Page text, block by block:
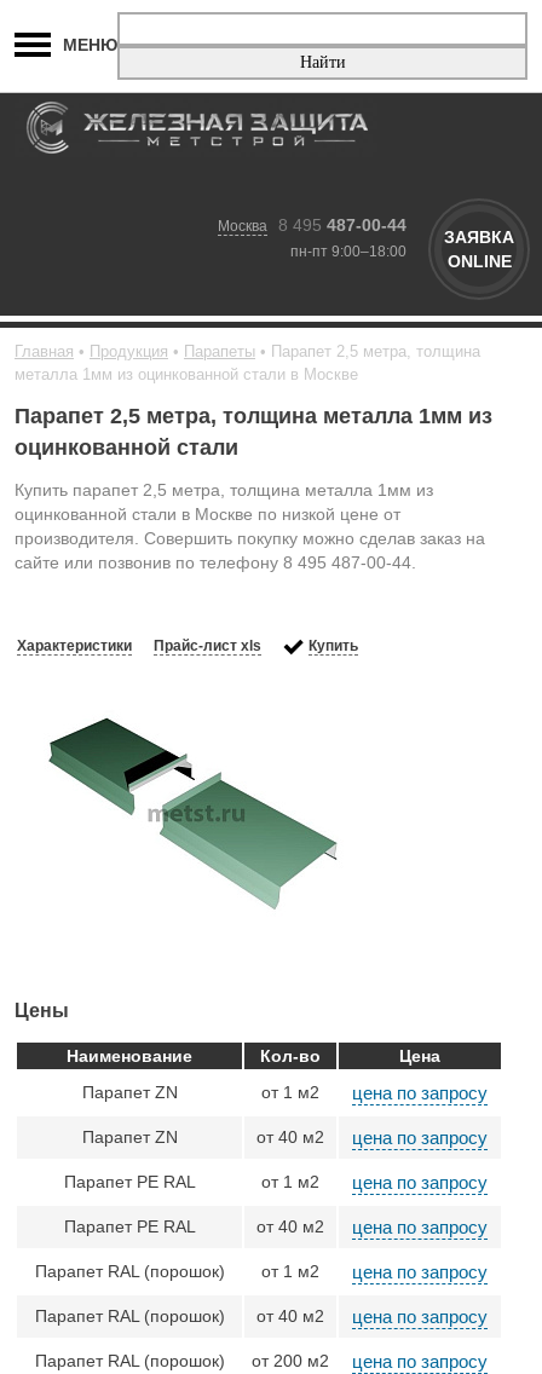
МЕНЮ
Москва 8 495 487-00-44
пн-пт 9:00–18:00
ЗАЯВКА
ONLINE
Главная Продукция Парапеты
Парапет 2,5 метра, толщина
металла 1мм из оцинкованной стали в Москве
Парапет 2,5 метра, толщина металла 1мм из
оцинкованной стали
Купить парапет 2,5 метра, толщина металла 1мм из
оцинкованной стали в Москве по низкой цене от
производителя. Совершить покупку можно сделав заказ на
сайте или позвонив по телефону 8 495 487-00-44.
Характеристики Прайс-лист xls Купить
Цены
Наименование Кол-во
Цена
Парапет ZN
от 1 м2 цена по запросу
Парапет ZN от 40 м2 цена по запросу
Парапет PE RAL от 1 м2 цена по запросу
Парапет PE RAL от 40 м2 цена по запросу
Парапет RAL (порошок) от 1 м2 цена по запросу
Парапет RAL (порошок) от 40 м2 цена по запросу
Парапет RAL (порошок) от 200 м2 цена по запросу